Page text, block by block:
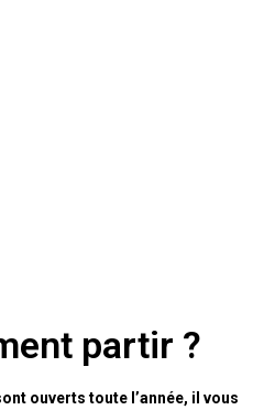
partir ?
ouverts toute l’année, il vous